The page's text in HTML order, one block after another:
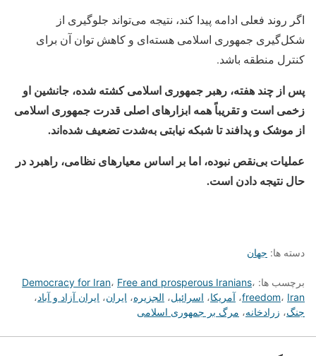
اگر روند فعلی ادامه پیدا کند، نتیجه می‌تواند جلوگیری از
شکل‌گیری جمهوری اسلامی هسته‌ای و کاهش توان آن برای
کنترل منطقه باشد.
پس از چند هفته، رهبر جمهوری اسلامی کشته شده، جانشین او
زخمی است و تقریباً همه ابزارهای اصلی قدرت جمهوری اسلامی
از موشک و پدافند تا شبکه نیابتی به‌شدت تضعیف شده‌اند.
عملیات بی‌نقص نبوده، اما بر اساس معیارهای نظامی، راهبرد در
حال نتیجه دادن است.
دسته ها: جهان
برچسب ها: Democracy for Iran، Free and prosperous Iranians،
freedom، Iran ، آمریکا، اسرائیل، الجزیره، ایران، ایران آزاد و آباد،
جنگ، زرادخانه‌، مرگ بر جمهوری اسلامی